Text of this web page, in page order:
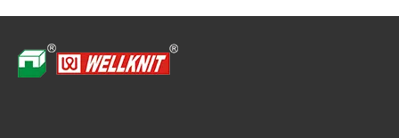
Mặt số trên của máy đan
tròn và máy đan tròn